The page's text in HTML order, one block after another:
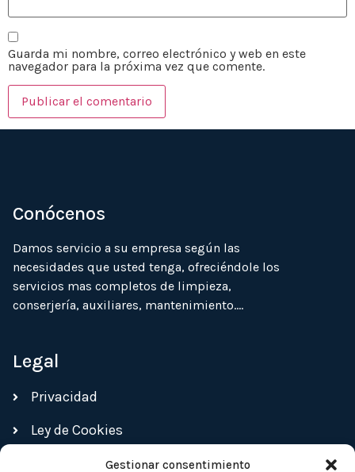
Gestionar consentimiento
Guarda mi nombre, correo electrónico y web en este
navegador para la próxima vez que comente.
Conócenos
Damos servicio a su empresa según las
necesidades que usted tenga, ofreciéndole los
servicios mas completos de limpieza,
conserjería, auxiliares, mantenimiento….
Legal
Privacidad
Ley de Cookies